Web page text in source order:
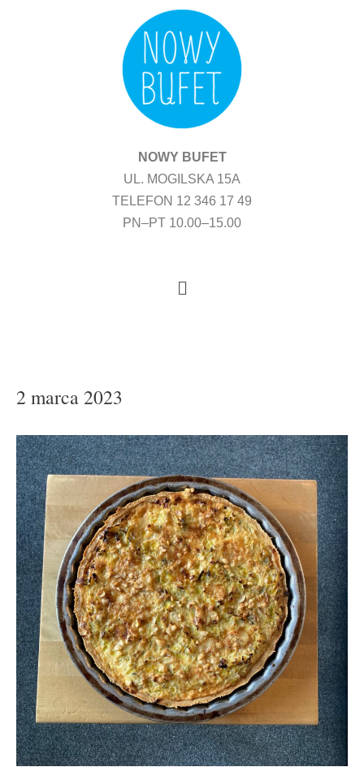
NOWY BUFET
UL. MOGILSKA 15A
TELEFON 12 346 17 49
PN–PT 10.00–15.00
Menu
2 marca 2023